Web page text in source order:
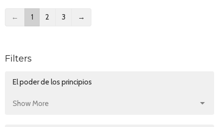
← 1 2 3 →
Filters
El poder de los principios
Show More